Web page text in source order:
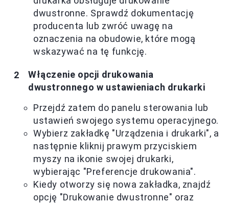
dwustronne. Sprawdź dokumentację
producenta lub zwróć uwagę na
oznaczenia na obudowie, które mogą
wskazywać na tę funkcję.
Włączenie opcji drukowania
dwustronnego w ustawieniach drukarki
Przejdź zatem do panelu sterowania lub
ustawień swojego systemu operacyjnego.
Wybierz zakładkę "Urządzenia i drukarki", a
następnie kliknij prawym przyciskiem
myszy na ikonie swojej drukarki,
wybierając "Preferencje drukowania".
Kiedy otworzy się nowa zakładka, znajdź
opcję "Drukowanie dwustronne" oraz